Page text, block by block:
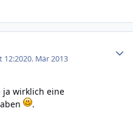
12:2020. Mär 2013
ja wirklich eine
.